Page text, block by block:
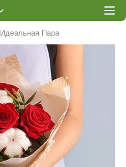
Идеальная Пара